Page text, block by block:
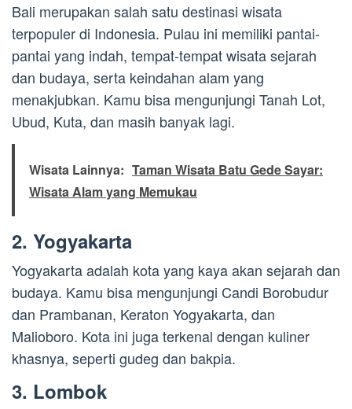
Bali merupakan salah satu destinasi wisata
terpopuler di Indonesia. Pulau ini memiliki pantai-
pantai yang indah, tempat-tempat wisata sejarah
dan budaya, serta keindahan alam yang
menakjubkan. Kamu bisa mengunjungi Tanah Lot,
Ubud, Kuta, dan masih banyak lagi.
Wisata Lainnya: Taman Wisata Batu Gede Sayar:
Wisata Alam yang Memukau
2. Yogyakarta
Yogyakarta adalah kota yang kaya akan sejarah dan
budaya. Kamu bisa mengunjungi Candi Borobudur
dan Prambanan, Keraton Yogyakarta, dan
Malioboro. Kota ini juga terkenal dengan kuliner
khasnya, seperti gudeg dan bakpia.
3. Lombok